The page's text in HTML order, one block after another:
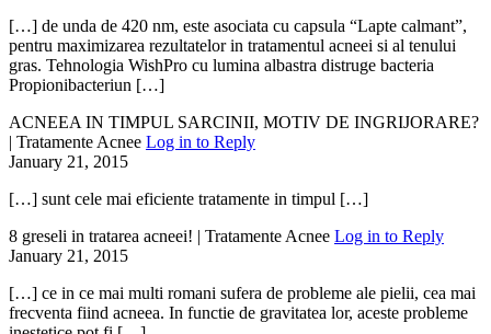
[…] de unda de 420 nm, este asociata cu capsula “Lapte calmant”,
pentru maximizarea rezultatelor in tratamentul acneei si al tenului
gras. Tehnologia WishPro cu lumina albastra distruge bacteria
Propionibacteriun […]
ACNEEA IN TIMPUL SARCINII, MOTIV DE INGRIJORARE?
| Tratamente Acnee Log in to Reply
January 21, 2015
[…] sunt cele mai eficiente tratamente in timpul […]
8 greseli in tratarea acneei! | Tratamente Acnee Log in to Reply
January 21, 2015
[…] ce in ce mai multi romani sufera de probleme ale pielii, cea mai
frecventa fiind acneea. In functie de gravitatea lor, aceste probleme